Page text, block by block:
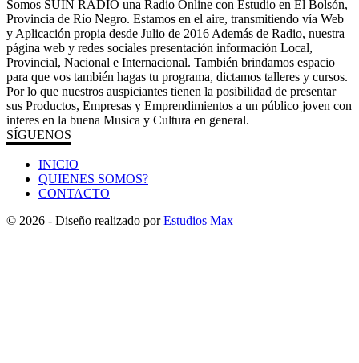
Somos SUIN RADIO una Radio Online con Estudio en El Bolsón,
Provincia de Río Negro. Estamos en el aire, transmitiendo vía Web
y Aplicación propia desde Julio de 2016 Además de Radio, nuestra
página web y redes sociales presentación información Local,
Provincial, Nacional e Internacional. También brindamos espacio
para que vos también hagas tu programa, dictamos talleres y cursos.
Por lo que nuestros auspiciantes tienen la posibilidad de presentar
sus Productos, Empresas y Emprendimientos a un público joven con
interes en la buena Musica y Cultura en general.
SÍGUENOS
INICIO
QUIENES SOMOS?
CONTACTO
© 2026 - Diseño realizado porEstudios Max